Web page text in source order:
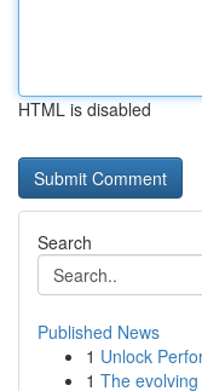
HTML is disabled
Search
Published News
1 Unlock
1 The